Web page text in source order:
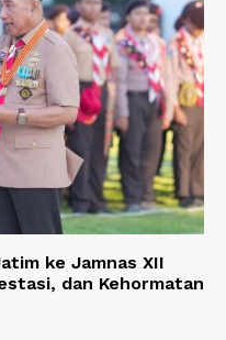
ke Jamnas XII
dan Kehormatan